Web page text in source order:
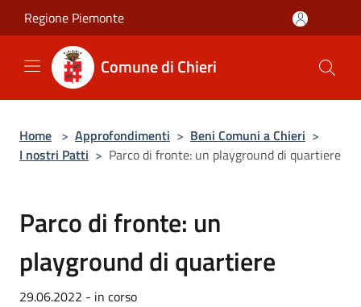
Salta al contenuto principale
Regione Piemonte
Comune di Chieri
Home > Approfondimenti > Beni Comuni a Chieri >
I nostri Patti > Parco di fronte: un playground di quartiere
Parco di fronte: un
playground di quartiere
29.06.2022 - in corso